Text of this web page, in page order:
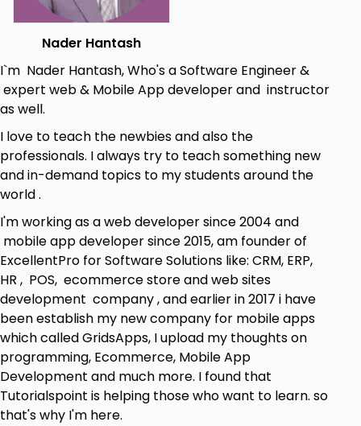
القدرة على إضافة عدة طرق للدفع بالموقع
القدرة على إدارة وتخصيص الصفحات والقوائم بالموقع
القدرة على إدارة نظام المبيعات بالمتجر
القدرة على تخصص القائمة الجانبية بالمتجر للصفحة
القدرة على اضافة عروض خاصه على منتجات محدده
وانشاء عروض
القدرة على انشاء كوبونات خصم على المنتجات بالمتجر
القدرة على إنشاء وإدارة التقارير بالمتجر
القدرة على تخصيص وإدارة مكونات المتجر الأساسية
القدرة على إنشاء متجر حقيقي 100 بالمئة وفعال
Prerequisites
جهاز كمبيوتر
إتصال بالإنترت
معرفة بأساسيات الوورد برس
Nader Hantash
I`m Nader Hantash, Who's a Software Engineer &
expert web & Mobile App developer and instructor
as well.
I love to teach the newbies and also the
professionals. I always try to teach something new
and in-demand topics to my students around the
world .
I'm working as a web developer since 2004 and
mobile app developer since 2015, am founder of
ExcellentPro for Software Solutions like: CRM, ERP,
HR , POS, ecommerce store and web sites
development company , and earlier in 2017 i have
been establish my new company for mobile apps
which called GridsApps, I upload my thoughts on
programming, Ecommerce, Mobile App
Development and much more. I found that
Tutorialspoint is helping those who want to learn. so
that's why I'm here.